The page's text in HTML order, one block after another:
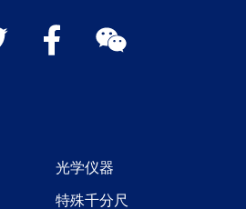
facebook wechat
光学仪器
特殊千分尺